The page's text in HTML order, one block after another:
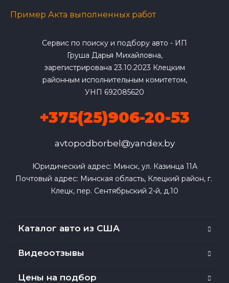
Пример Акта выполненных работ
Сервис по поиску и подбору авто - ИП
Груша Дарья Михайловна,
зарегистрирована 23.10.2023 Клецким
районным исполнительным комитетом,
УНП 692085620
+375(25)906-20-53
avtopodborbel@yandex.by
Юридический адрес: Минск, ул. Казинца 11А
Почтовый адрес: Минская область, Клецкий район, г.
Клецк, пер. Сентябрьский 2-й, д.10
Каталог авто из США
Видеоотзывы
Цены на подбор